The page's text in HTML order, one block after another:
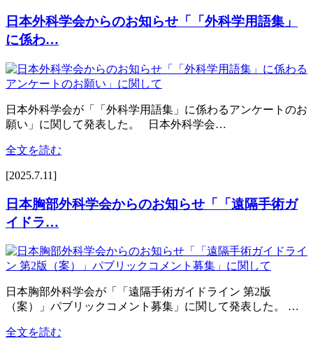
日本外科学会からのお知らせ「「外科学用語集」
に係わ…
日本外科学会が「「外科学用語集」に係わるアンケートのお
願い」に関して発表した。 日本外科学会…
全文を読む
[2025.7.11]
日本胸部外科学会からのお知らせ「「遠隔手術ガ
イドラ…
日本胸部外科学会が「「遠隔手術ガイドライン 第2版
（案）」パブリックコメント募集」に関して発表した。 …
全文を読む